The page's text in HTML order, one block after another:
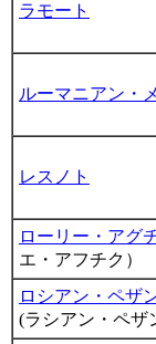
ラモート
ルーマニアン・
レスノト
ローリー・アグ
エ・アフチク）
ロシアン・ペザ
(ラシアン・ペザ